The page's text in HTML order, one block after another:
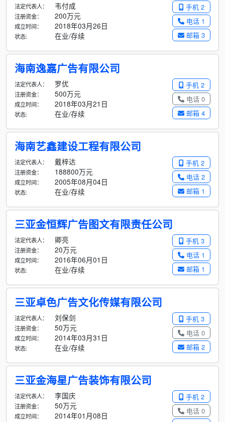
手机 2
电话 1
邮箱 3
法定代表人： 韦付成
注册资金： 200万元
成立时间： 2018年03月26日
状态: 在业/存续
海南逸嘉广告有限公司
手机 2
电话 0
邮箱 4
法定代表人： 罗优
注册资金： 500万元
成立时间： 2018年03月21日
状态: 在业/存续
海南艺鑫建设工程有限公司
手机 2
电话 2
邮箱 1
法定代表人： 戴梓达
注册资金： 188800万元
成立时间： 2005年08月04日
状态: 在业/存续
三亚金恒辉广告图文有限责任公司
手机 3
电话 1
邮箱 1
法定代表人： 卿亮
注册资金： 20万元
成立时间： 2016年06月01日
状态: 在业/存续
三亚卓色广告文化传媒有限公司
手机 3
电话 0
邮箱 2
法定代表人： 刘保剑
注册资金： 50万元
成立时间： 2014年03月31日
状态: 在业/存续
三亚金海星广告装饰有限公司
手机 2
电话 0
法定代表人： 李国庆
注册资金： 50万元
成立时间：
2014年01月08日